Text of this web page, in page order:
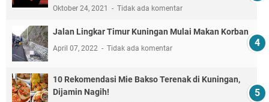
Oktober 24, 2021 Tidak ada komentar
Jalan Lingkar Timur Kuningan Mulai Makan Korban
April 07, 2022 Tidak ada komentar
10 Rekomendasi Mie Bakso Terenak di Kuningan,
Dijamin Nagih!